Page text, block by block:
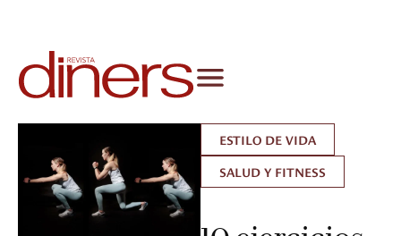
ESTILO DE VIDA
SALUD Y FITNESS